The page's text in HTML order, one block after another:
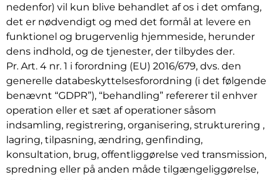
nedenfor) vil kun blive behandlet af os i det omfang,
det er nødvendigt og med det formål at levere en
funktionel og brugervenlig hjemmeside, herunder
dens indhold, og de tjenester, der tilbydes der.
Pr. Art. 4 nr. 1 i forordning (EU) 2016/679, dvs. den
generelle databeskyttelsesforordning (i det følgende
benævnt “GDPR”), “behandling” refererer til enhver
operation eller et sæt af operationer såsom
indsamling, registrering, organisering, strukturering ,
lagring, tilpasning, ændring, genfinding,
konsultation, brug, offentliggørelse ved transmission,
spredning eller på anden måde tilgængeliggørelse,